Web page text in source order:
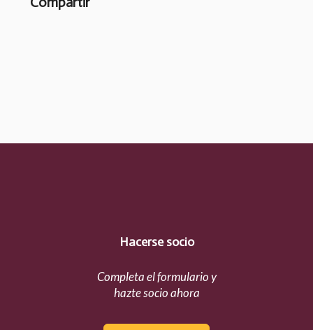
Hacerse socio
Completa el formulario y
hazte socio ahora